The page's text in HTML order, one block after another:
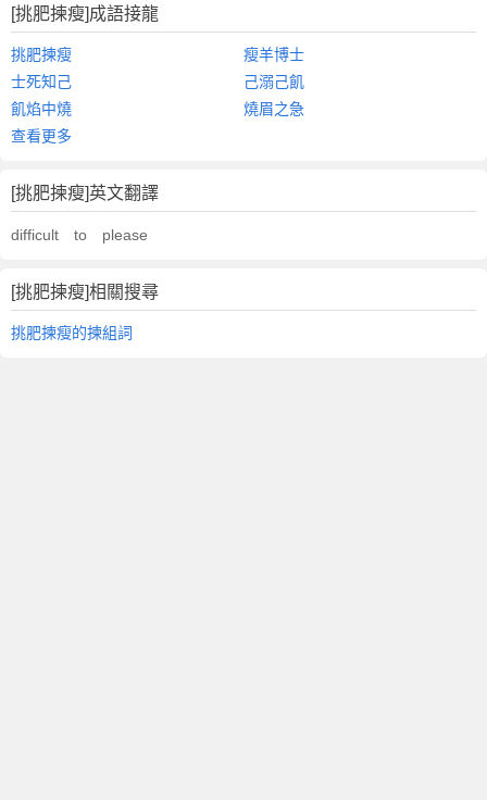
[挑肥揀瘦]成語接龍
挑肥揀瘦
瘦羊博士
士死知己
己溺己飢
飢焰中燒
燒眉之急
查看更多
[挑肥揀瘦]英文翻譯
difficult to please
[挑肥揀瘦]相關搜尋
挑肥揀瘦的揀組詞